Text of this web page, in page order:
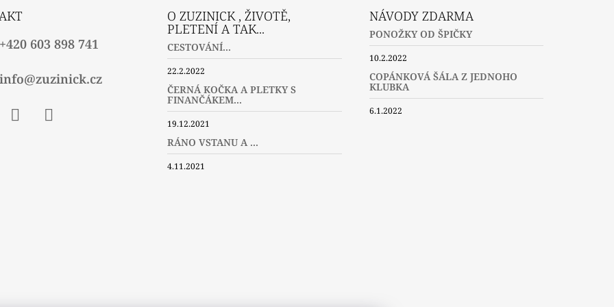
+420 603 898 741
info@zuzinick.cz
O ZUZINICK , ŽIVOTĚ,
PLETENÍ A TAK...
CESTOVÁNÍ...
22.2.2022
ČERNÁ KOČKA A PLETKY S
FINANČÁKEM...
19.12.2021
RÁNO VSTANU A ...
4.11.2021
NÁVODY ZDARMA
PONOŽKY OD ŠPIČKY
10.2.2022
COPÁNKOVÁ ŠÁLA Z JEDNOHO
KLUBKA
6.1.2022